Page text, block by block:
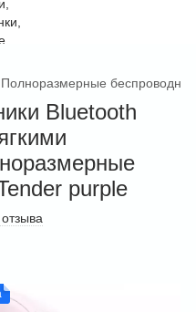
Полноразмерные
Bluetooth
purple